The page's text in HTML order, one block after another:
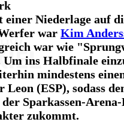
einer Niederlage auf
war Kim
war wie
ins Halbfinale
mindestens
(ESP), sodass
Sparkassen-
zukommt.